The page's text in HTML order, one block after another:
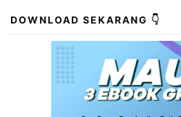
DOWNLOAD SEKARANG 👇